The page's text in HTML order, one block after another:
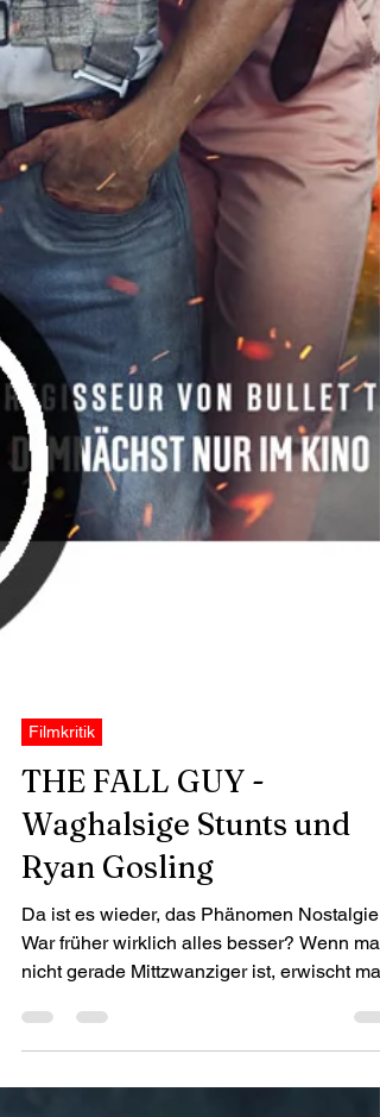
Filmkritik
THE FALL GUY -
Waghalsige Stunts und
Ryan Gosling
Da ist es wieder, das Phänomen Nostalgie.
nicht gerade Mittzwanziger ist, erwischt man
sich ...